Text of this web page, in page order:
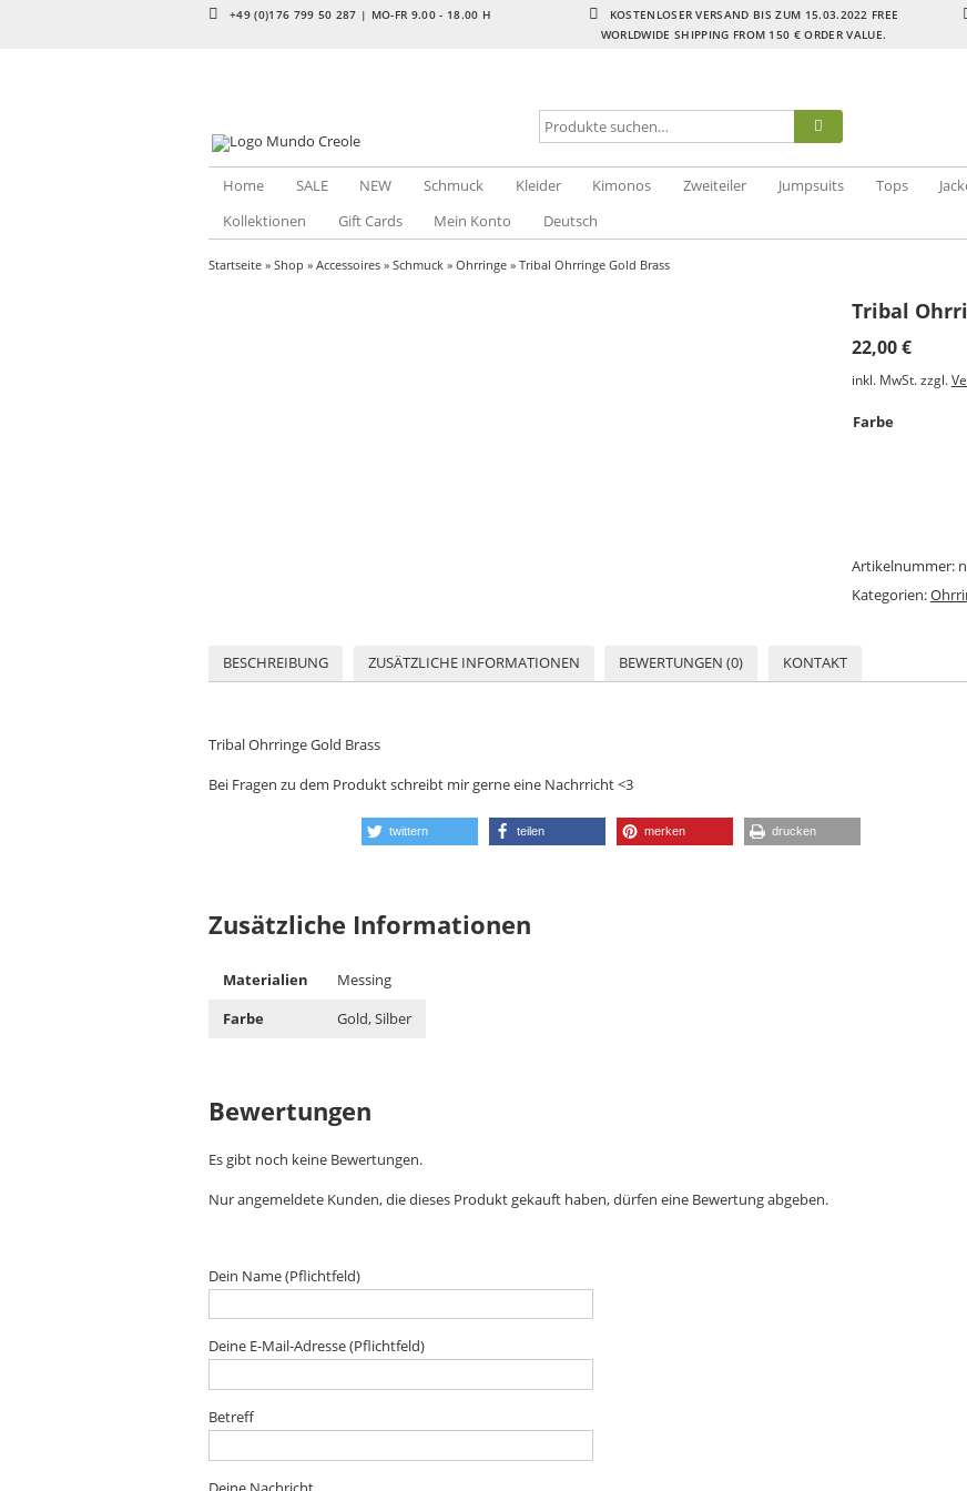
+49 (0)176 799 50 287 | MO-FR 9.00 - 18.00 H
KOSTENLOSER VERSAND BIS ZUM 15.03.2022 FREE
WORLDWIDE SHIPPING FROM 150 € ORDER VALUE.
Home SALE NEW Schmuck Kleider Kimonos Zweiteiler Jumpsuits Tops
Kollektionen
Gift Cards Mein Konto Deutsch
Startseite » Shop » Accessoires » Schmuck » Ohrringe » Tribal Ohrringe Gold Brass
Tribal
22,00€
inkl. MwSt. zzgl.
Farbe
Artikelnummer:
Kategorien:
BESCHREIBUNG ZUSÄTZLICHE INFORMATIONEN BEWERTUNGEN (0) KONTAKT
Tribal Ohrringe Gold Brass
Bei Fragen zu dem Produkt schreibt mir gerne eine Nachrricht <3
twittern teilen merken drucken
Zusätzliche Informationen
Materialien
Messing
Farbe
Gold, Silber
Bewertungen
Es gibt noch keine Bewertungen.
Nur angemeldete Kunden, die dieses Produkt gekauft haben, dürfen eine Bewertung abgeben.
Dein Name (Pflichtfeld)
Deine E-Mail-Adresse (Pflichtfeld)
Betreff